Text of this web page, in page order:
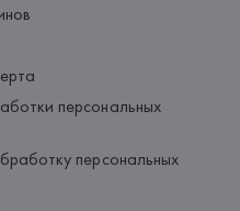
персональных
персональных